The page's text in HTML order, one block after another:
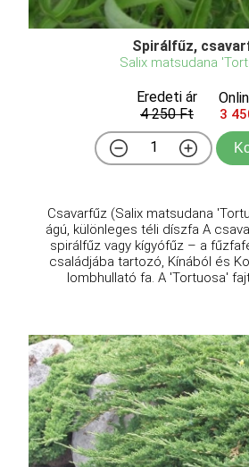
Spirálfűz,
Salix matsudana
Eredeti ár
4 250 Ft
3
Csavarfűz (Salix matsudana
ágú, különleges téli díszfa A
spirálfűz vagy kígyófűz – a
családjába tartozó, Kínából és
lombhullató fa. A 'Tortuosa'